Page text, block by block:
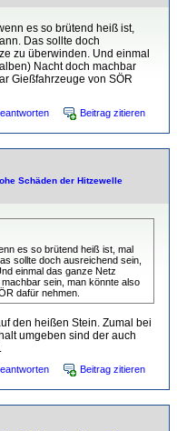
es so brütend heiß ist,
Das sollte doch
zu überwinden. Und einmal
Nacht doch machbar
Gießfahrzeuge von SÖR
Beitrag zitieren
Schäden der Hitzewelle
es so brütend heiß ist, mal
sollte doch ausreichend sein,
einmal das ganze Netz
sein, man könnte also
dafür nehmen.
den heißen Stein. Zumal bei
umgeben sind der auch
Beitrag zitieren